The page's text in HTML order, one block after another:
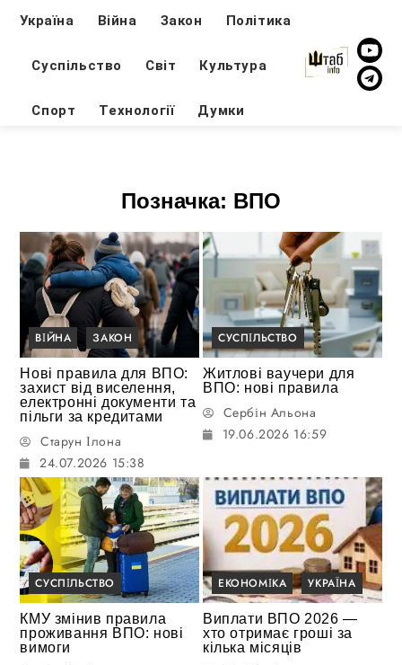
Україна Війна Закон Політика
Суспільство Світ Культура
Спорт Технології Думки
Позначка: ВПО
ВІЙНА ЗАКОН
Нові правила для ВПО:
захист від виселення,
електронні документи та
пільги за кредитами
Старун Ілона
24.07.2026 15:38
СУСПІЛЬСТВО
Житлові ваучери для
ВПО: нові правила
Сербін Альона
19.06.2026 16:59
СУСПІЛЬСТВО
КМУ змінив правила
проживання ВПО: нові
вимоги
ЕКОНОМІКА УКРАЇНА
Виплати ВПО 2026 —
хто отримає гроші за
кілька місяців